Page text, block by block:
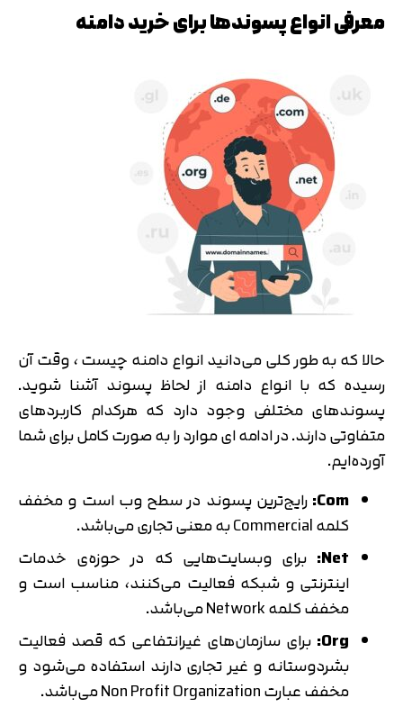
معرفی انواع پسوندها برای خرید دامنه
حالا که به طور کلی می‌دانید انواع دامنه چیست ، وقت آن
رسیده که با انواع دامنه از لحاظ پسوند آشنا شوید.
پسوندهای مختلفی وجود دارد که هرکدام کاربردهای
متفاوتی دارند. در ادامه ای موارد را به صورت کامل برای شما
آورده‌ایم.
Com: رایج‌ترین پسوند در سطح وب است و مخفف
کلمه Commercial به معنی تجاری می‌باشد.
Net: برای وبسایت‌هایی که در حوزه‌ی خدمات
اینترنتی و شبکه فعالیت می‌کنند، مناسب است و
مخفف کلمه Network می‌باشد.
Org: برای سازمان‌های غیرانتفاعی که قصد فعالیت
بشردوستانه و غیر تجاری دارند استفاده می‌شود و
مخفف عبارت Non Profit Organization می‌باشد.
تایید کد
کد ارسال شده را وارد کنید
اصلاح شماره
تایید کد
متوجه شدم